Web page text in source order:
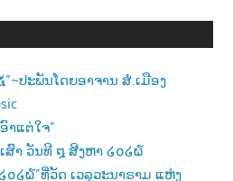
ປະພັນໂດຍອາຈານ ສໍ.ເມືອງ
າແຕ່ໃຈ”
ສົາ ວັນທີ ໘ ສີງຫາ ໒໐໒໖
໐໒໖”ທີ່ວັດ ເວລຸວະນາຣາມ ແຫ່ງ